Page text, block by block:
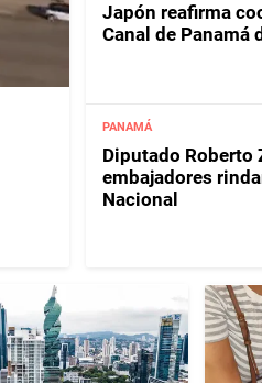
Japón reafirma
Canal de Panamá
PANAMÁ
Diputado Roberto
embajadores
Nacional